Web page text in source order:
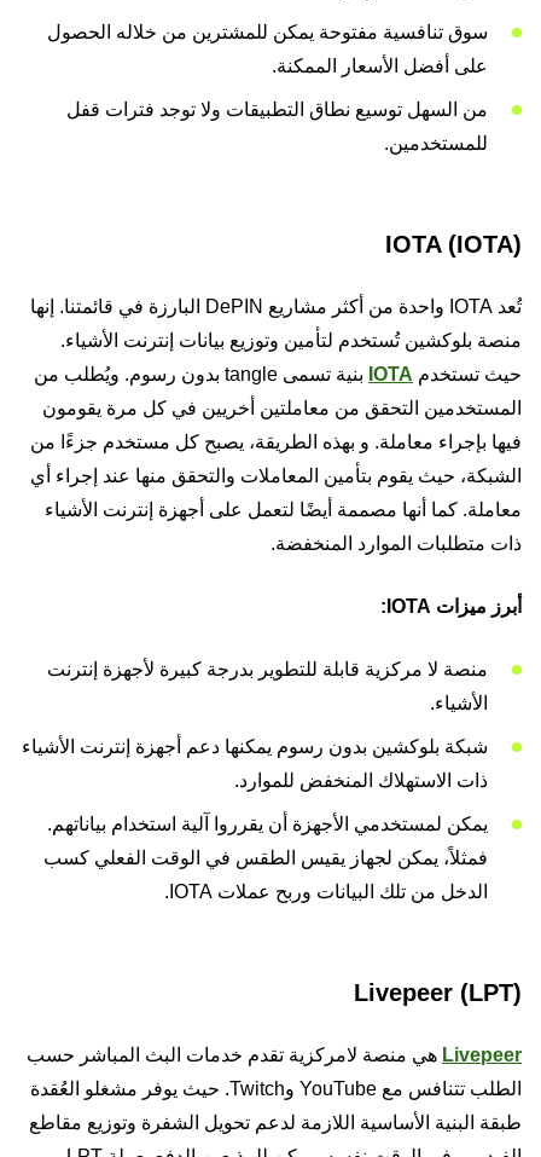
سوق تنافسية مفتوحة يمكن للمشترين من خلاله الحصول
على أفضل الأسعار الممكنة.
من السهل توسيع نطاق التطبيقات ولا توجد فترات قفل
للمستخدمين.
IOTA (IOTA)
تُعد IOTA واحدة من أكثر مشاريع DePIN البارزة في قائمتنا. إنها
منصة بلوكشين تُستخدم لتأمين وتوزيع بيانات إنترنت الأشياء.
حيث تستخدم IOTA
بنية تسمى tangle بدون رسوم. ويُطلب من
المستخدمين التحقق من معاملتين أخريين في كل مرة يقومون
فيها بإجراء معاملة. و بهذه الطريقة، يصبح كل مستخدم جزءًا من
الشبكة، حيث يقوم بتأمين المعاملات والتحقق منها عند إجراء أي
معاملة. كما أنها مصممة أيضًا لتعمل على أجهزة إنترنت الأشياء
ذات متطلبات الموارد المنخفضة.
أبرز ميزات IOTA:
منصة لا مركزية قابلة للتطوير بدرجة كبيرة لأجهزة إنترنت
الأشياء.
شبكة بلوكشين بدون رسوم يمكنها دعم أجهزة إنترنت الأشياء
ذات الاستهلاك المنخفض للموارد.
يمكن لمستخدمي الأجهزة أن يقرروا آلية استخدام بياناتهم.
فمثلاً، يمكن لجهاز يقيس الطقس في الوقت الفعلي كسب
الدخل من تلك البيانات وربح عملات IOTA.
Livepeer (LPT)
Livepeer هي منصة لامركزية تقدم خدمات البث المباشر حسب
الطلب تتنافس مع YouTube وTwitch. حيث يوفر مشغلو العُقدة
طبقة البنية الأساسية اللازمة لدعم تحويل الشفرة وتوزيع مقاطع